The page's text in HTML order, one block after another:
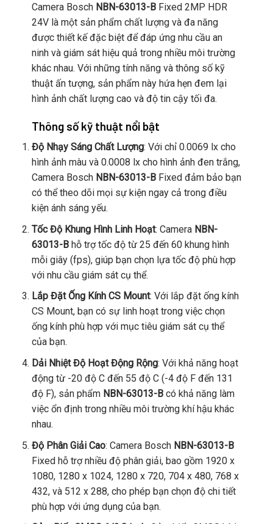
Camera Bosch NBN-63013-BFixed 2MP HDR
24V là một sản phẩm chất lượng và đa năng
được thiết kế đặc biệt để đáp ứng nhu cầu an
ninh và giám sát hiệu quả trong nhiều môi trường
khác nhau. Với những tính năng và thông số kỹ
thuật ấn tượng, sản phẩm này hứa hẹn đem lại
hình ảnh chất lượng cao và độ tin cậy tối đa.
Thông số kỹ thuật nổi bật
Độ Nhạy Sáng Chất Lượng: Với chỉ 0.0069 lx cho
hình ảnh màu và 0.0008 lx cho hình ảnh đen trắng,
Camera Bosch NBN-63013-BFixed đảm bảo bạn
có thể theo dõi mọi sự kiện ngay cả trong điều
kiện ánh sáng yếu.
Tốc Độ Khung Hình Linh Hoạt: Camera NBN-
63013-B hỗ trợ tốc độ từ 25 đến 60 khung hình
mỗi giây (fps), giúp bạn chọn lựa tốc độ phù hợp
với nhu cầu giám sát cụ thể.
Lắp Đặt Ống Kính CS Mount: Với lắp đặt ống kính
CS Mount, bạn có sự linh hoạt trong việc chọn
ống kính phù hợp với mục tiêu giám sát cụ thể
của bạn.
Dải Nhiệt Độ Hoạt Động Rộng: Với khả năng hoạt
động từ -20 độ C đến 55 độ C (-4 độ F đến 131
độ F), sản phẩm NBN-63013-B có khả năng làm
việc ổn định trong nhiều môi trường khí hậu khác
nhau.
Độ Phân Giải Cao: Camera Bosch NBN-63013-B
Fixed hỗ trợ nhiều độ phân giải, bao gồm 1920 x
1080, 1280 x 1024, 1280 x 720, 704 x 480, 768 x
432, và 512 x 288, cho phép bạn chọn độ chi tiết
phù hợp với ứng dụng của bạn.